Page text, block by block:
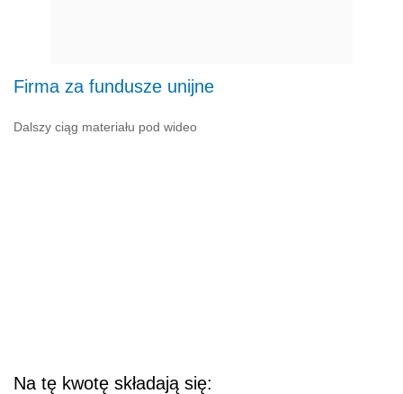
Firma za fundusze unijne
Dalszy ciąg materiału pod wideo
Na tę kwotę składają się: